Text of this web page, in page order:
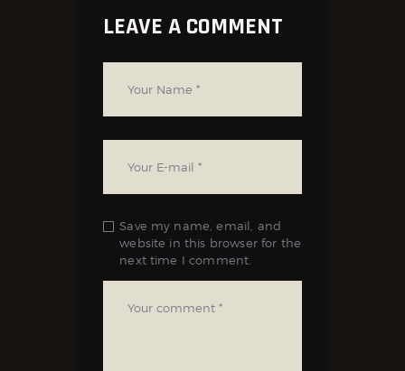
LEAVE A COMMENT
Save my name, email, and
website in this browser for the
next time I comment.